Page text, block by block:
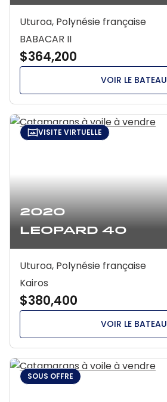
Uturoa, Polynésie française
BABACAR II
$364,200
VOIR LE BATEAU
2020
Leopard 40
VISITE VIRTUELLE
Uturoa, Polynésie française
Kairos
$380,400
VOIR LE BATEAU
SOUS OFFRE